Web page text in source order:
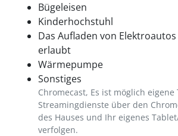
Bügeleisen
Kinderhochstuhl
Das Aufladen von
erlaubt
Wärmepumpe
Sonstiges
Chromecast, Es ist möglich eigene
Streamingdienste über den
des Hauses und Ihr eigenes
verfolgen.